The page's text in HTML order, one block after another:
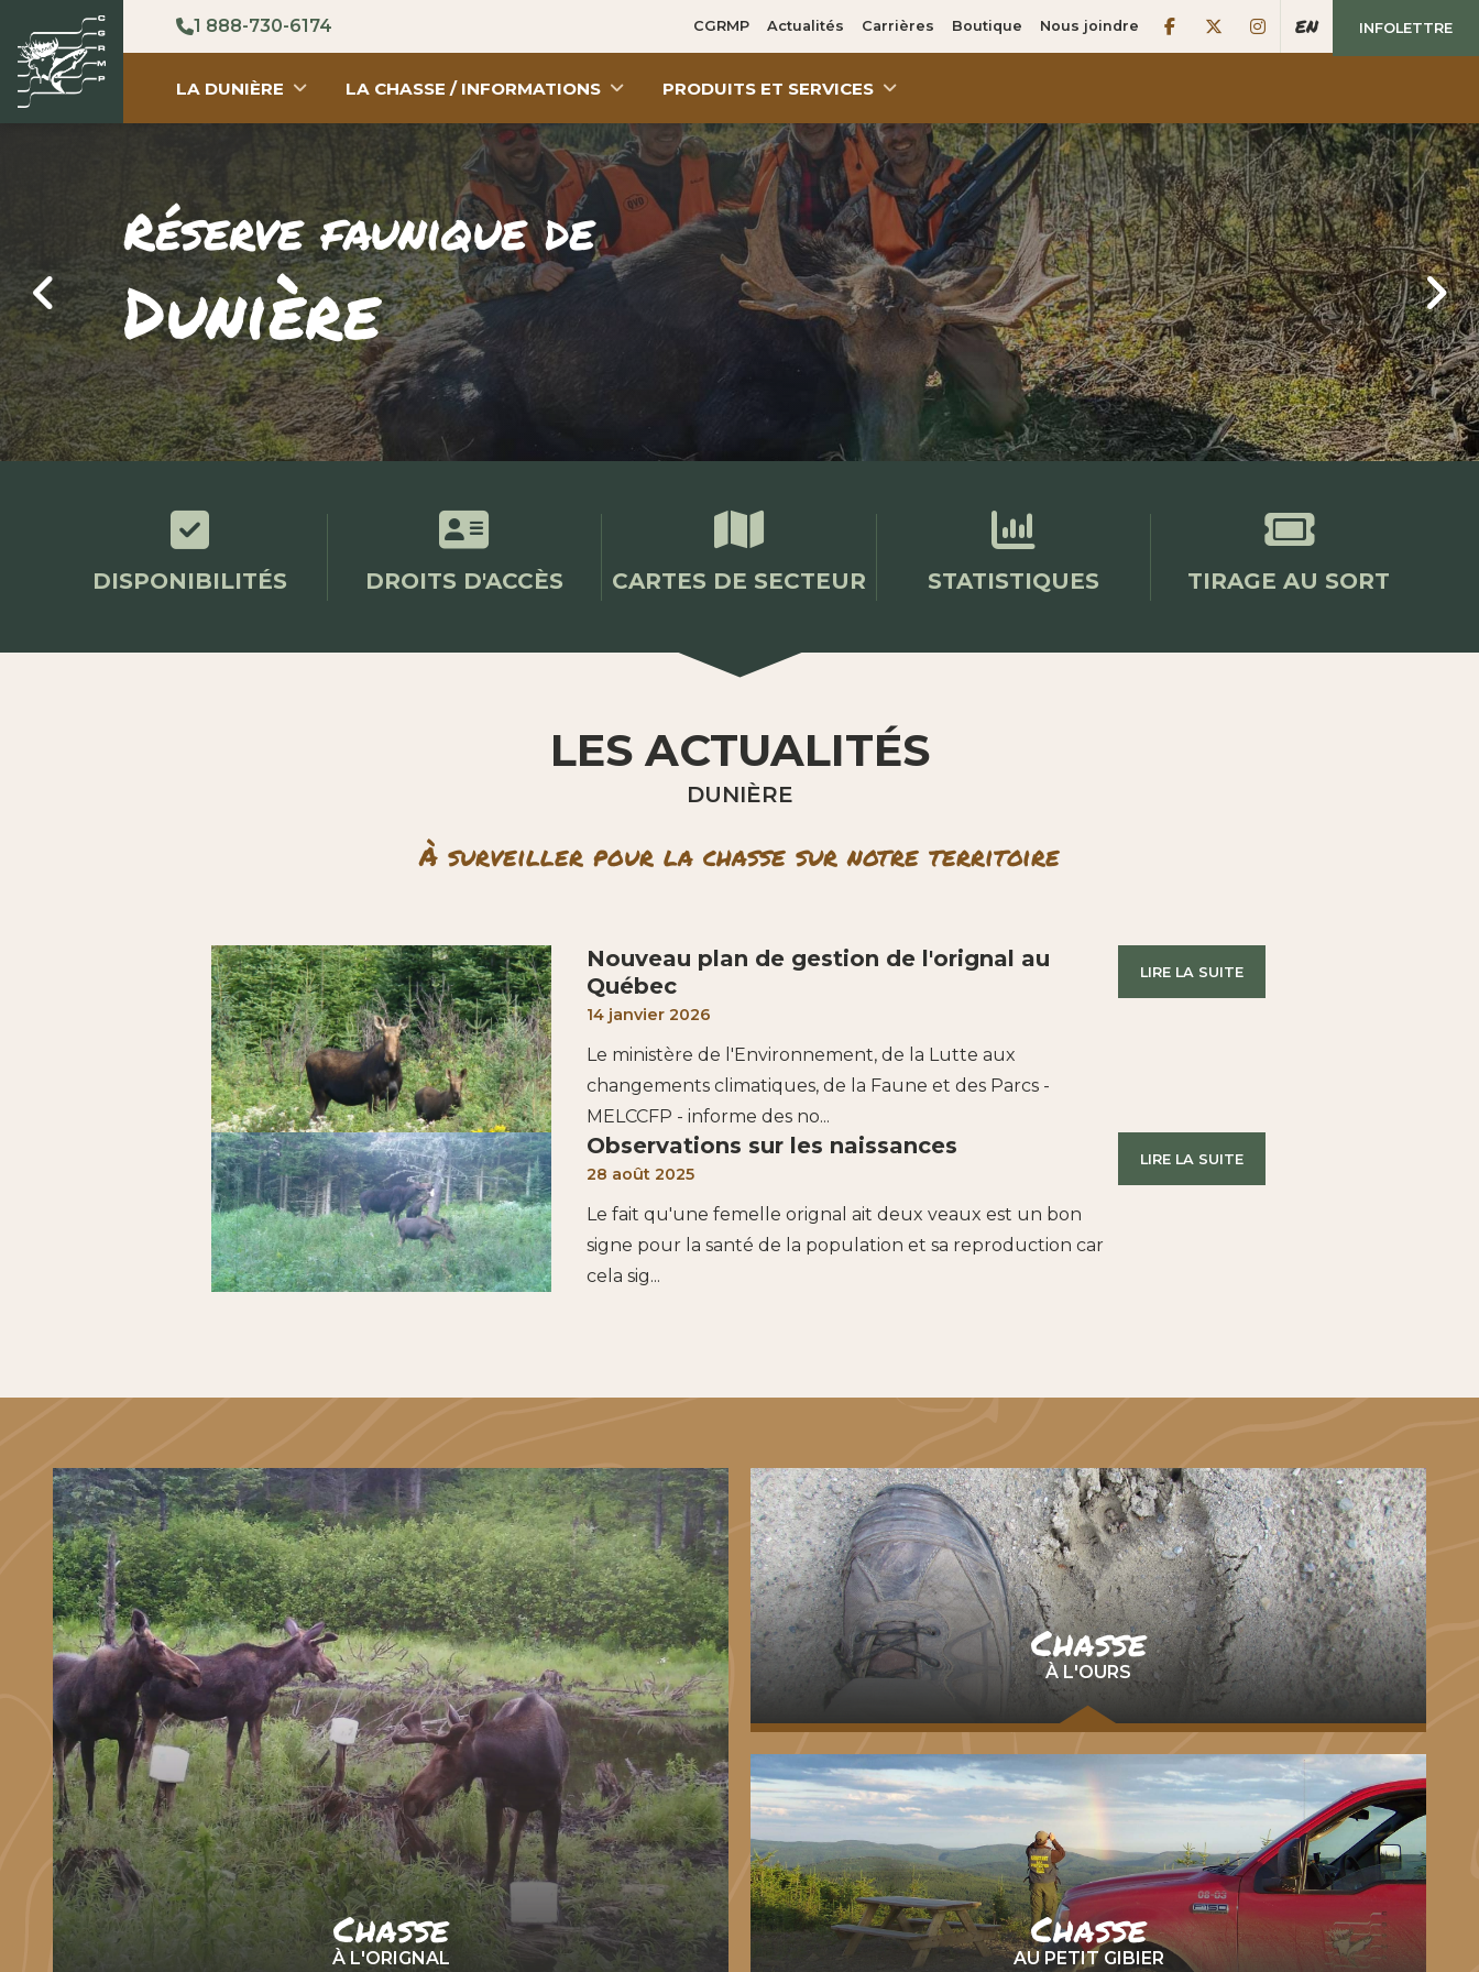
1 888-730-6174 CGRMP Actualités Carrières Boutique Nous joindre    EN INFOLETTRE
LA DUNIÈRE  LA CHASSE / INFORMATIONS  PRODUITS ET SERVICES 
Réserve faunique de
Dunière
 

DISPONIBILITÉS

DROITS D'ACCÈS

CARTES DE SECTEUR

STATISTIQUES

TIRAGE AU SORT
LES ACTUALITÉS
DUNIÈRE
À surveiller pour la chasse sur notre territoire
Nouveau plan de gestion de l'orignal au
Québec
14 janvier 2026
Le ministère de l'Environnement, de la Lutte aux
changements climatiques, de la Faune et des Parcs -
MELCCFP - informe des no...
LIRE LA SUITE
Observations sur les naissances
28 août 2025
Le fait qu'une femelle orignal ait deux veaux est un bon
signe pour la santé de la population et sa reproduction car
cela sig...
LIRE LA SUITE
Chasse
À L'ORIGNAL
Chasse
À L'OURS
Chasse
AU PETIT GIBIER